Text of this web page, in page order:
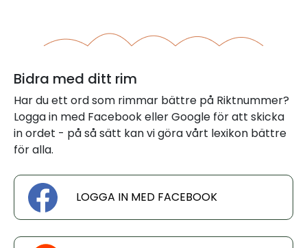
Bidra med ditt rim
Har du ett ord som rimmar bättre på Riktnummer?
Logga in med Facebook eller Google för att skicka
in ordet - på så sätt kan vi göra vårt lexikon bättre
för alla.
LOGGA IN MED FACEBOOK